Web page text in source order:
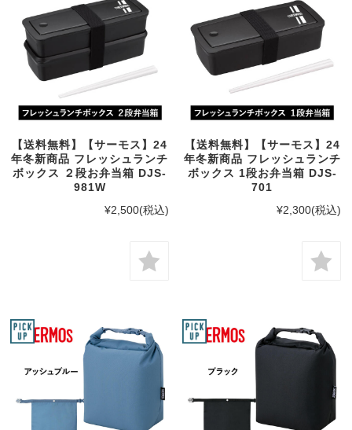
【送料無料】【サーモス】24
年冬新商品 フレッシュランチ
ボックス ２段お弁当箱 DJS-
981W
¥2,500(税込)
【送料無料】【サーモス】24
年冬新商品 フレッシュランチ
ボックス 1段お弁当箱 DJS-
701
¥2,300(税込)